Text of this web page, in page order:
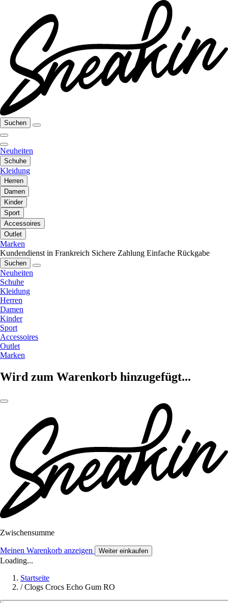
Suchen
Neuheiten
Schuhe
Kleidung
Herren
Damen
Kinder
Sport
Accessoires
Outlet
Marken
Kundendienst in Frankreich Sichere Zahlung Einfache Rückgabe
Suchen
Neuheiten
Schuhe
Kleidung
Herren
Damen
Kinder
Sport
Accessoires
Outlet
Marken
Wird zum Warenkorb hinzugefügt...
Zwischensumme
Meinen Warenkorb anzeigen Weiter einkaufen
Loading...
Startseite
/ Clogs Crocs Echo Gum RO